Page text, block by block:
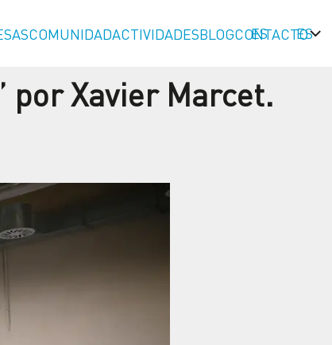
COMUNIDADACTIVIDADESBLOGCONTACTO
ES
por Xavier Marcet.